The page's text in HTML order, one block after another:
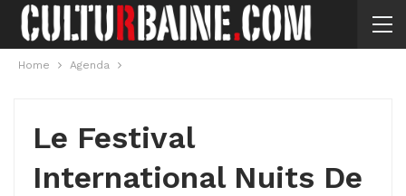
Home Agenda
Le Festival
International Nuits De